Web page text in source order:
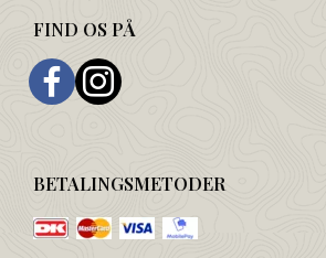
FIND OS PÅ
BETALINGSMETODER